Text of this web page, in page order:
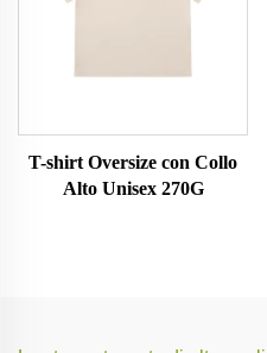
T-shirt Oversize con Collo
Alto Unisex 270G